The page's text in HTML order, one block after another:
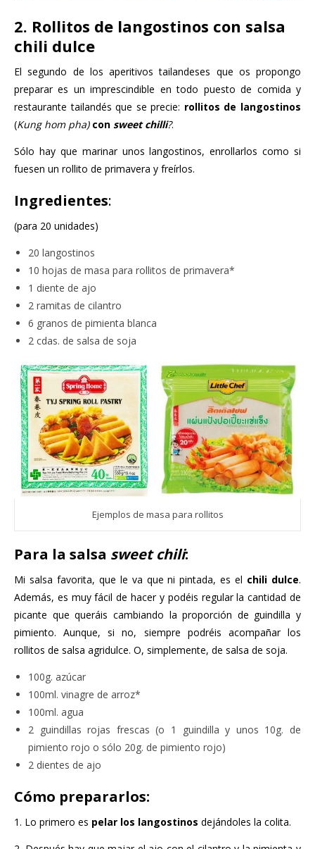
2. Rollitos de langostinos con salsa
chili dulce
El segundo de los aperitivos tailandeses que os propongo
preparar es un imprescindible en todo puesto de comida y
restaurante tailandés que se precie: rollitos de langostinos
(Kung hom pha) con sweet chilli?.
Sólo hay que marinar unos langostinos, enrollarlos como si
fuesen un rollito de primavera y freírlos.
Ingredientes:
(para 20 unidades)
20 langostinos
10 hojas de masa para rollitos de primavera*
1 diente de ajo
2 ramitas de cilantro
6 granos de pimienta blanca
2 cdas. de salsa de soja
Ejemplos de masa para rollitos
Para la salsa sweet chili:
Mi salsa favorita, que le va que ni pintada, es el chili dulce.
Además, es muy fácil de hacer y podéis regular la cantidad de
picante que queráis cambiando la proporción de guindilla y
pimiento. Aunque, si no, siempre podréis acompañar los
rollitos de salsa agridulce. O, simplemente, de salsa de soja.
100g. azúcar
100ml. vinagre de arroz*
100ml. agua
2 guindillas rojas frescas (o 1 guindilla y unos 10g. de
pimiento rojo o sólo 20g. de pimiento rojo)
2 dientes de ajo
Cómo prepararlos:
1. Lo primero es pelar los langostinos dejándoles la colita.